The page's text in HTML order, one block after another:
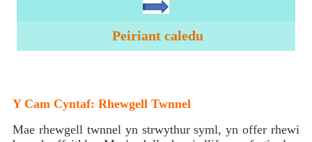
Peiriant caledu
Y Cam Cyntaf: Rhewgell Twnnel
Mae rhewgell twnnel yn strwythur syml, yn offer rhewi